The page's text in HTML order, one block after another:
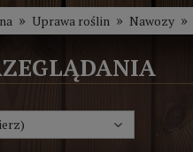
» Uprawa roślin » Nawozy »